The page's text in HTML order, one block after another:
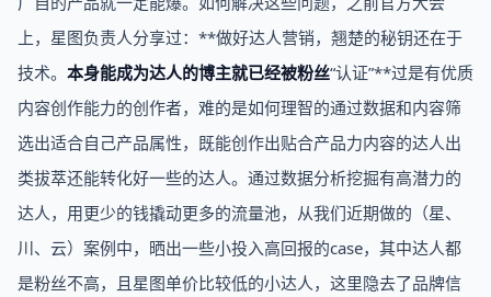
上，星图负责人分享过：**做好达人营销，翘楚的秘钥还在于
技术。 本身能成为达人的博主就已经被粉丝“认证”**过是有优质
内容创作能力的创作者，难的是如何理智的通过数据和内容筛
选出适合自己产品属性，既能创作出贴合产品力内容的达人出
类拔萃还能转化好一些的达人。通过数据分析挖掘有高潜力的
达人，用更少的钱撬动更多的流量池，从我们近期做的（星、
川、云）案例中，晒出一些小投入高回报的case，其中达人都
是粉丝不高，且星图单价比较低的小达人，这里隐去了品牌信